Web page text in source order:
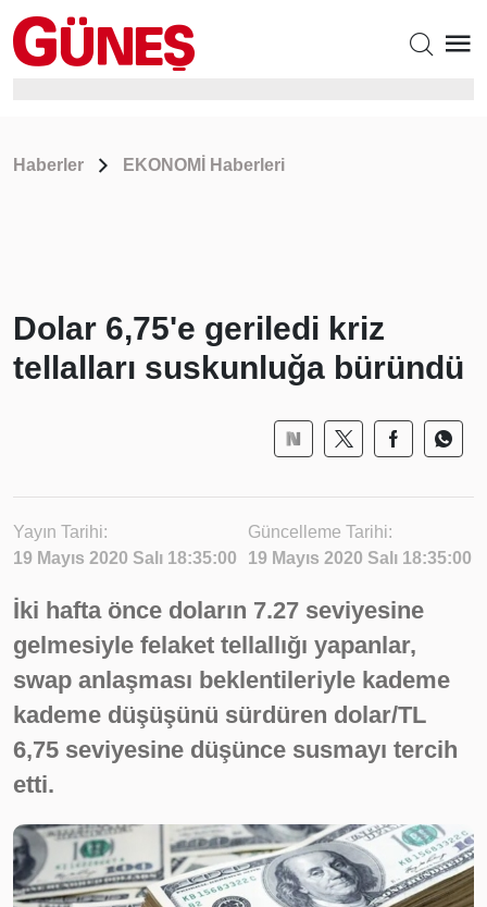
Haberler EKONOMİ Haberleri
Dolar 6,75'e geriledi kriz
tellalları suskunluğa büründü
Yayın Tarihi:
19 Mayıs 2020 Salı 18:35:00
Güncelleme Tarihi:
19 Mayıs 2020 Salı 18:35:00
İki hafta önce doların 7.27 seviyesine
gelmesiyle felaket tellallığı yapanlar,
swap anlaşması beklentileriyle kademe
kademe düşüşünü sürdüren dolar/TL
6,75 seviyesine düşünce susmayı tercih
etti.